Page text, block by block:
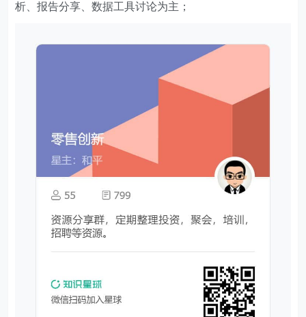
析、报告分享、数据工具讨论为主；